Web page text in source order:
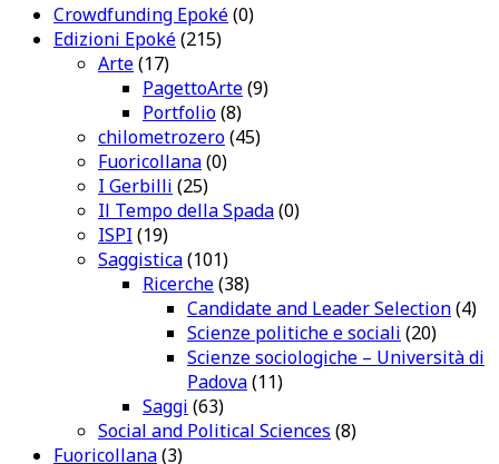
Crowdfunding Epoké(0)
Edizioni Epoké(215)
Arte(17)
PagettoArte(9)
Portfolio(8)
chilometrozero(45)
Fuoricollana(0)
I Gerbilli (25)
Il Tempo della Spada(0)
ISPI (19)
Saggistica(101)
Ricerche(38)
Candidate and Leader Selection(4)
Scienze politiche e sociali (20)
Scienze sociologiche – Università di
Padova(11)
Saggi (63)
Social and Political Sciences (8)
Fuoricollana(3)